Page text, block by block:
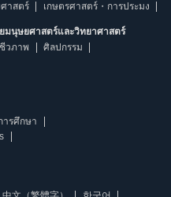
าสตร์ เกษตรศาสตร์・การประมง
มนุษยศาสตร์และวิทยาศาสตร์
วภาพ
ศิลปกรรม
ารศึกษา